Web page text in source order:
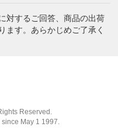
対するご回答、商品の出荷
ます。あらかじめご了承く
Reserved.
since May 1 1997.